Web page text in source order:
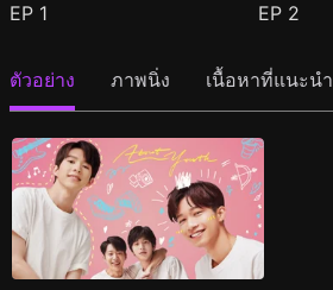
EP 1 EP 2
ตัวอย่าง ภาพนิ่ง เนื้อหาที่แนะนำ